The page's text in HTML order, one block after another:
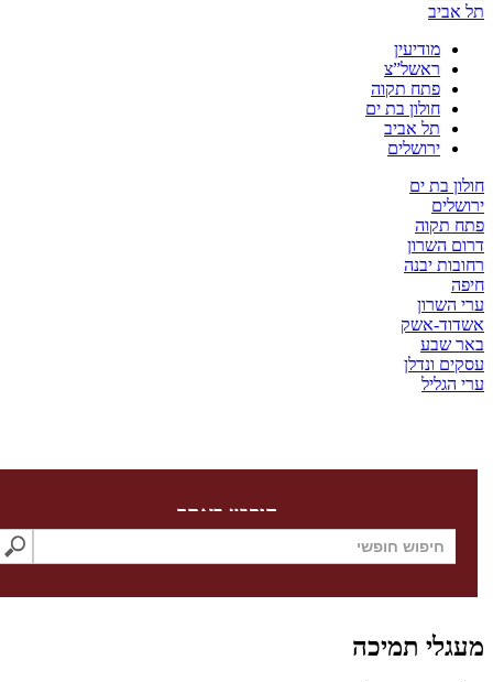
מודיעין
ראשל”צ
פתח תקוה
חולון בת ים
תל אביב
ירושלים
בת ים
יבנה
אשק
ונדלן
חיפוש באתר
תמיכה